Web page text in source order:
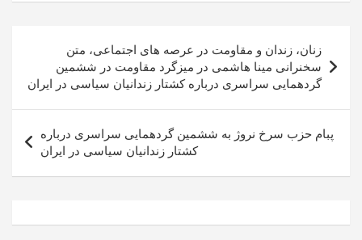
نوشته
زنان، زندان و مقاومت در عرصه های اجتماعی، متن
سخنرانی مینا هاشمی در میزگرد مقاومت در ششمین
گردهمایی سراسری درباره کشتار زندانیان سیاسی در ایران
پبام حزب سرخ نروژ به ششمین گردهمایی سراسری درباره
کشتار زندانیان سیاسی در ایران